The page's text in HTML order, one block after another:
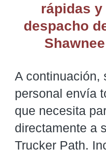
rápidas
despacho
A continuación,
personal envía
que necesita
directamente a
Trucker Path.